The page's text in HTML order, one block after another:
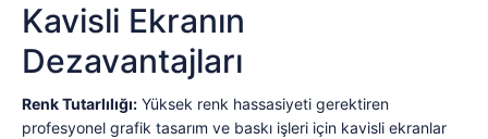
Kavisli Ekranın
Dezavantajları
Renk Tutarlılığı: Yüksek renk hassasiyeti gerektiren
profesyonel grafik tasarım ve baskı işleri için kavisli ekranlar